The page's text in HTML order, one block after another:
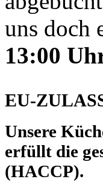
uns doch
13:00
EU-
Unsere
erfüllt die
(HACCP).